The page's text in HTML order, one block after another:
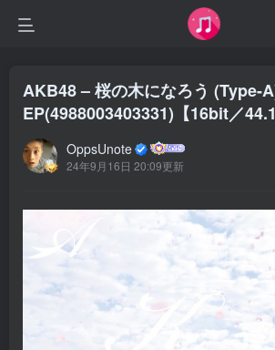
AKB48 – 桜の木になろう (Type-
EP(4988003403331)【16bit／
OppsUnote
24年9月16日 20:09更新